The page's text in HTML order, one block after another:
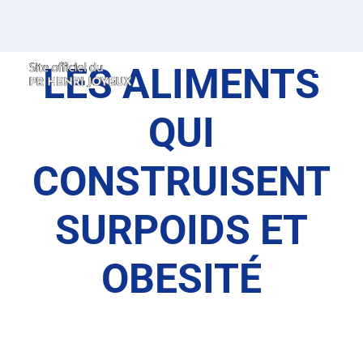
LES ALIMENTS
QUI
CONSTRUISENT
SURPOIDS ET
OBESITÉ